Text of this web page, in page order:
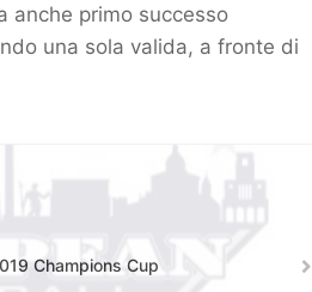
anche primo successo
una sola valida, a fronte di
Champions Cup